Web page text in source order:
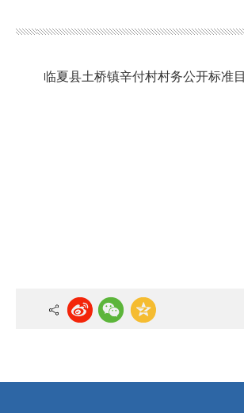
临夏县土桥镇辛付村村务公开标准